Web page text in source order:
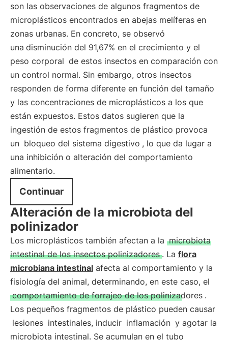
son las observaciones de algunos fragmentos de
microplásticos encontrados en abejas melíferas en
zonas urbanas. En concreto, se observó
una disminución del 91,67% en el crecimiento y el
peso corporal de estos insectos en comparación con
un control normal. Sin embargo, otros insectos
responden de forma diferente en función del tamaño
y las concentraciones de microplásticos a los que
están expuestos. Estos datos sugieren que la
ingestión de estos fragmentos de plástico provoca
un bloqueo del sistema digestivo , lo que da lugar a
una inhibición o alteración del comportamiento
alimentario.
Continuar
Alteración de la microbiota del
polinizador
Los microplásticos también afectan a la microbiota
intestinal de los insectos polinizadores . La flora
microbiana intestinal afecta al comportamiento y la
fisiología del animal, determinando, en este caso, el
comportamiento de forrajeo de los polinizadores .
Los pequeños fragmentos de plástico pueden causar
lesiones intestinales, inducir inflamación y agotar la
microbiota intestinal. Se acumulan en el tubo